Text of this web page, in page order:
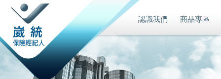
認識我們 商品專區